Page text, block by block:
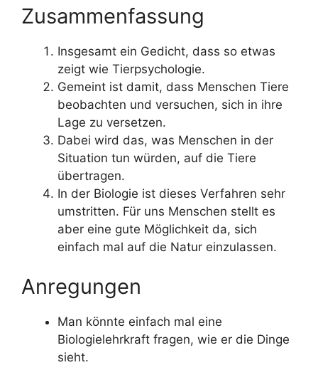
Zusammenfassung
Insgesamt ein Gedicht, dass so etwas
zeigt wie Tierpsychologie.
Gemeint ist damit, dass Menschen Tiere
beobachten und versuchen, sich in ihre
Lage zu versetzen.
Dabei wird das, was Menschen in der
Situation tun würden, auf die Tiere
übertragen.
In der Biologie ist dieses Verfahren sehr
umstritten. Für uns Menschen stellt es
aber eine gute Möglichkeit da, sich
einfach mal auf die Natur einzulassen.
Anregungen
Man könnte einfach mal eine
Biologielehrkraft fragen, wie er die Dinge
sieht.